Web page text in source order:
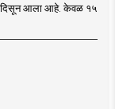
दिसून आला आहे. केवळ १५